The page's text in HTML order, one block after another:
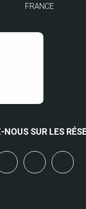
FRANCE
NOUS SUR LES
youtubebluesky